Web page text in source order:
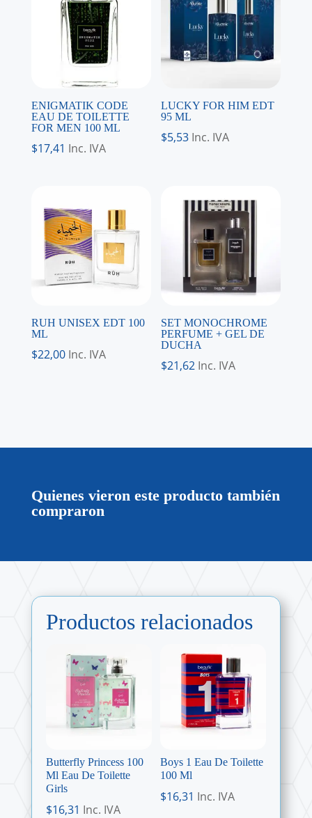
ENIGMATIK CODE
EAU DE TOILETTE
FOR MEN 100 ML
$17,41 Inc. IVA
LUCKY FOR HIM EDT
95 ML
$5,53 Inc. IVA
RUH UNISEX EDT 100
ML
$22,00 Inc. IVA
SET MONOCHROME
PERFUME + GEL DE
DUCHA
$21,62 Inc. IVA
Quienes vieron este producto también
compraron
Productos relacionados
Butterfly Princess 100
Ml Eau De Toilette
Girls
$16,31 Inc. IVA
Boys 1 Eau De Toilette
100 Ml
$16,31 Inc. IVA